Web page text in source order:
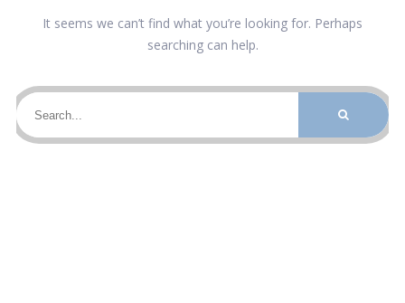
It seems we can’t find what you’re looking for. Perhaps
searching can help.